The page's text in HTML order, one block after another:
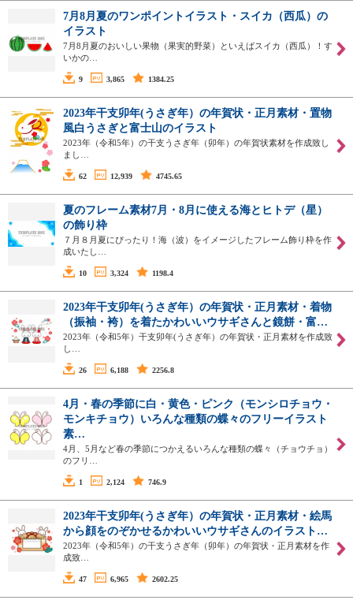
7月8月夏のワンポイントイラスト・スイカ（西瓜）の
イラスト
7月8月夏のおいしい果物（果実的野菜）といえばスイカ（西瓜）！す
いかの…
9 3,865 1384.25
2023年干支卯年(うさぎ年）の年賀状・正月素材・置物
風白うさぎと富士山のイラスト
2023年（令和5年）の干支うさぎ年（卯年）の年賀状素材を作成致し
まし…
62 12,939 4745.65
夏のフレーム素材7月・8月に使える海とヒトデ（星）
の飾り枠
７月８月夏にぴったり！海（波）をイメージしたフレーム飾り枠を作
成いたし…
10 3,324 1198.4
2023年干支卯年(うさぎ年）の年賀状・正月素材・着物
（振袖・袴）を着たかわいいウサギさんと鏡餅・富…
2023年（令和5年）干支卯年(うさぎ年）の年賀状・正月素材を作成致
し…
26 6,188 2256.8
4月・春の季節に白・黄色・ピンク（モンシロチョウ・
モンキチョウ）いろんな種類の蝶々のフリーイラスト
素…
4月、5月など春の季節につかえるいろんな種類の蝶々（チョウチョ）
のフリ…
1 2,124 746.9
2023年干支卯年(うさぎ年）の年賀状・正月素材・絵馬
から顔をのぞかせるかわいいウサギさんのイラスト…
2023年（令和5年）の干支うさぎ年（卯年）の年賀状・正月素材を作
成致…
47 6,965 2602.25